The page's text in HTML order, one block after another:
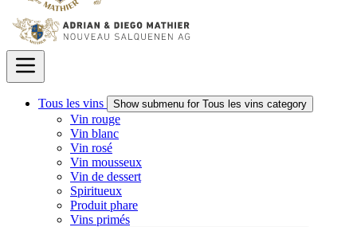
Tous les vins Show submenu for Tous les vins category
Vin rouge
Vin blanc
Vin rosé
Vin mousseux
Vin de dessert
Spiritueux
Produit phare
Vins primés